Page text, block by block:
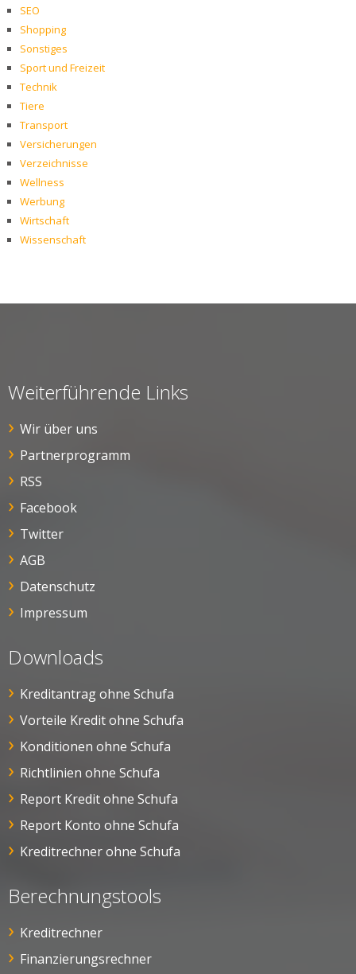
SEO
Shopping
Sonstiges
Sport und Freizeit
Technik
Tiere
Transport
Versicherungen
Verzeichnisse
Wellness
Werbung
Wirtschaft
Wissenschaft
Weiterführende Links
Wir über uns
Partnerprogramm
RSS
Facebook
Twitter
AGB
Datenschutz
Impressum
Downloads
Kreditantrag ohne Schufa
Vorteile Kredit ohne Schufa
Konditionen ohne Schufa
Richtlinien ohne Schufa
Report Kredit ohne Schufa
Report Konto ohne Schufa
Kreditrechner ohne Schufa
Berechnungstools
Kreditrechner
Finanzierungsrechner